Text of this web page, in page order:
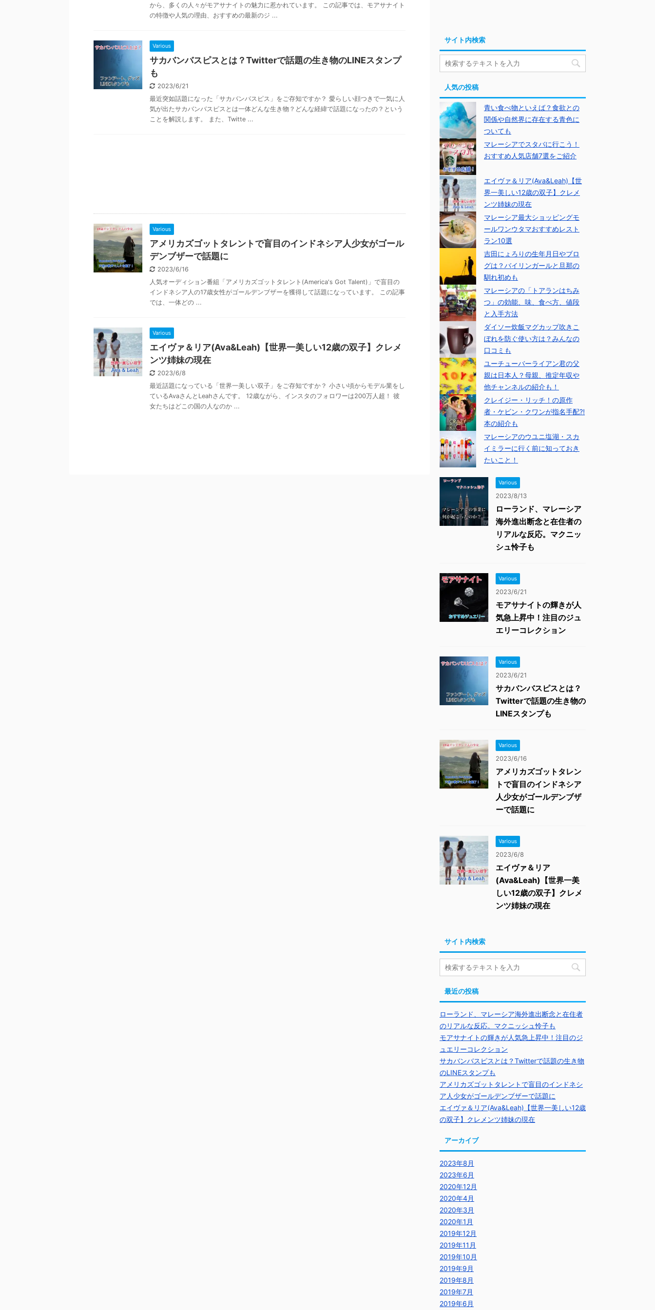
から、多くの人々がモアサナイトの魅力に惹かれています。 この記事では、モアサナイト
の特徴や人気の理由、おすすめの最新のジ ...
Various
サカバンバスピスとは？Twitterで話題の生き物のLINEスタンプ
も
2023/6/21
最近突如話題になった「サカバンバスピス」をご存知ですか？ 愛らしい顔つきで一気に人
気が出たサカバンバスピスとは一体どんな生き物？どんな経緯で話題になったの？という
ことを解説します。 また、Twitte ...
Various
アメリカズゴットタレントで盲目のインドネシア人少女がゴール
デンブザーで話題に
2023/6/16
人気オーディション番組「アメリカズゴットタレント(America's Got Talent)」で盲目の
インドネシア人の17歳女性がゴールデンブザーを獲得して話題になっています。 この記事
では、一体どの ...
Various
エイヴァ＆リア(Ava&Leah)【世界一美しい12歳の双子】クレメ
ンツ姉妹の現在
2023/6/8
最近話題になっている「世界一美しい双子」をご存知ですか？ 小さい頃からモデル業をし
ているAvaさんとLeahさんです。 12歳ながら、インスタのフォロワーは200万人超！ 彼
女たちはどこの国の人なのか ...
サイト内検索
人気の投稿
青い食べ物といえば？食欲との
関係や自然界に存在する青色に
ついても
マレーシアでスタバに行こう！
おすすめ人気店舗7選をご紹介
エイヴァ＆リア(Ava&Leah)【世
界一美しい12歳の双子】クレメ
ンツ姉妹の現在
マレーシア最大ショッピングモ
ールワンウタマおすすめレスト
ラン10選
吉田にょろりの生年月日やブロ
グは？バイリンガールと旦那の
馴れ初めも
マレーシアの「トアランはちみ
つ」の効能、味、食べ方、値段
と入手方法
ダイソー炊飯マグカップ吹きこ
ぼれを防ぐ使い方は？みんなの
口コミも
ユーチューバーライアン君の父
親は日本人？母親、推定年収や
他チャンネルの紹介も！
クレイジー・リッチ！の原作
者・ケビン・クワンが指名手配⁈
本の紹介も
マレーシアのウユニ塩湖・スカ
イミラーに行く前に知っておき
たいこと！
Various
2023/8/13
ローランド、マレーシア
海外進出断念と在住者の
リアルな反応。マクニッ
シュ怜子も
Various
2023/6/21
モアサナイトの輝きが人
気急上昇中！注目のジュ
エリーコレクション
Various
2023/6/21
サカバンバスピスとは？
Twitterで話題の生き物の
LINEスタンプも
Various
2023/6/16
アメリカズゴットタレン
トで盲目のインドネシア
人少女がゴールデンブザ
ーで話題に
Various
2023/6/8
エイヴァ＆リア
(Ava&Leah)【世界一美
しい12歳の双子】クレメ
ンツ姉妹の現在
サイト内検索
最近の投稿
ローランド、マレーシア海外進出断念と在住者
のリアルな反応。マクニッシュ怜子も
モアサナイトの輝きが人気急上昇中！注目のジ
ュエリーコレクション
サカバンバスピスとは？Twitterで話題の生き物
のLINEスタンプも
アメリカズゴットタレントで盲目のインドネシ
ア人少女がゴールデンブザーで話題に
エイヴァ＆リア(Ava&Leah)【世界一美しい12歳
の双子】クレメンツ姉妹の現在
アーカイブ
2023年8月
2023年6月
2020年12月
2020年4月
2020年3月
2020年1月
2019年12月
2019年11月
2019年10月
2019年9月
2019年8月
2019年7月
2019年6月